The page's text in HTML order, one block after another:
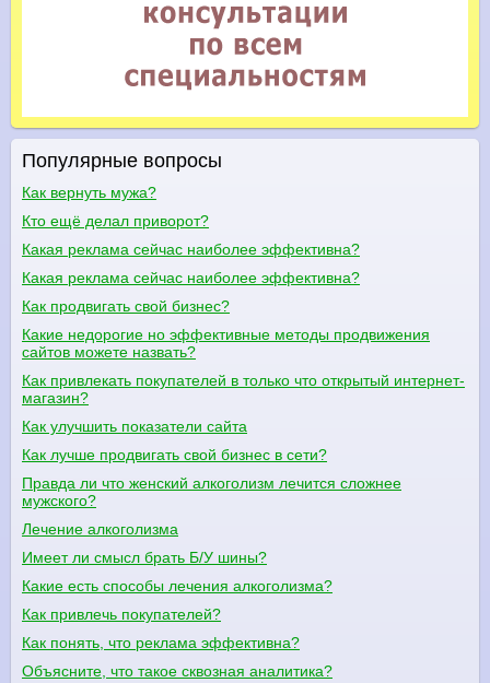
Популярные вопросы
Как вернуть мужа?
Кто ещё делал приворот?
Какая реклама сейчас наиболее эффективна?
Какая реклама сейчас наиболее эффективна?
Как продвигать свой бизнес?
Какие недорогие но эффективные методы продвижения
сайтов можете назвать?
Как привлекать покупателей в только что открытый интернет-
магазин?
Как улучшить показатели сайта
Как лучше продвигать свой бизнес в сети?
Правда ли что женский алкоголизм лечится сложнее
мужского?
Лечение алкоголизма
Имеет ли смысл брать Б/У шины?
Какие есть способы лечения алкоголизма?
Как привлечь покупателей?
Как понять, что реклама эффективна?
Объясните, что такое сквозная аналитика?